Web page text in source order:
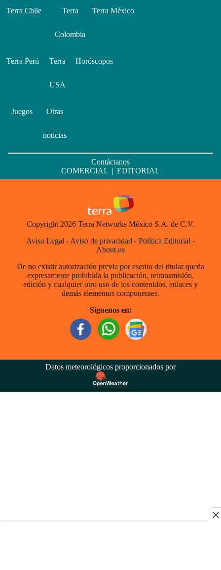
Terra Chile Terra
Colombia
Terra México
Terra Perú Terra
USA
Horóscopos
Juegos Otras
noticias
Contáctanos
COMERCIAL
EDITORIAL
Copyright 2026 Terra Networks México S.A. de C.V.
Aviso Legal - Aviso de privacidad - Política Editorial -
About us
De no existir autorización previa por escrito del titular queda
expresamente prohibida la publicación, retransmisión,
edición y cualquier otro uso de los contenidos, enlaces y
demás elementos componentes.
Síguenos en:
Datos meteorológicos proporcionados por